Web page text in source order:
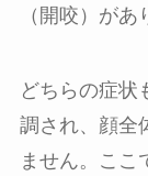
（開咬）があ
どちらの症状
調され、顔全
ません。ここ